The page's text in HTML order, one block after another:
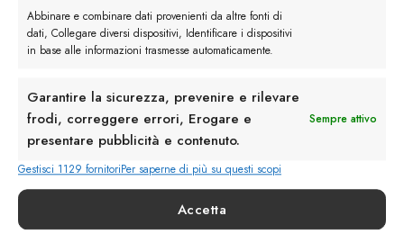
Abbinare e combinare dati provenienti da altre fonti di
dati, Collegare diversi dispositivi, Identificare i dispositivi
in base alle informazioni trasmesse automaticamente.
Garantire la sicurezza, prevenire e rilevare
frodi, correggere errori, Erogare e
presentare pubblicità e contenuto.
Sempre attivo
Gestisci 1129 fornitoriPer saperne di più su questi scopi
Accetta
Servizio Clienti
info@calzaturebelfiore.com
+39 02 468042
MI 20145 • Milano